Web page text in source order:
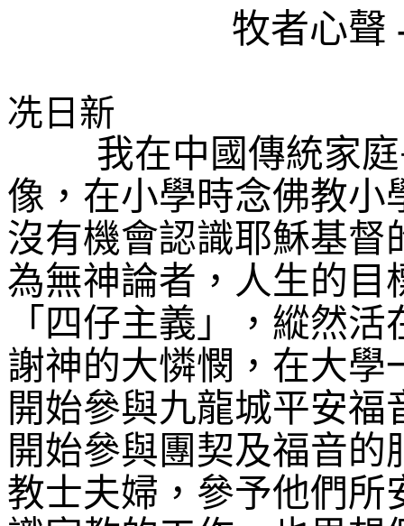
牧者心聲
冼日新
我在中國傳統家
像，在小學時念佛教小
沒有機會認識耶穌基督
為無神論者，人生的目
「四仔主義」，縱然
謝神的大憐憫，在大學
開始參與九龍城平安
開始參與團契及福音
教士夫婦，參予他們所